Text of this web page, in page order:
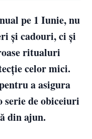
pe 1 Iunie, nu
și cadouri, ci și
ritualuri
celor mici.
a asigura
de obiceiuri
din ajun.